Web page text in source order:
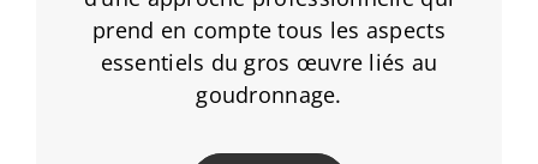
prend en compte tous les aspects
essentiels du gros œuvre liés au
goudronnage.